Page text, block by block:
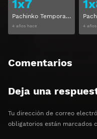
1x7
Pachinko Temporada 1 Capitulo 7
4 años hace 4
Comentarios
Deja una
Tu dirección de correo
obligatorios están marcados